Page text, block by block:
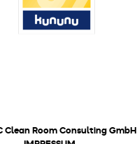
Clean Room Consulting GmbH